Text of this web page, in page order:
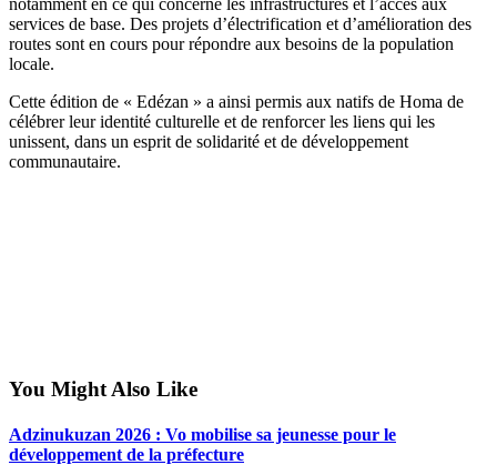
services de base. Des projets d’électrification et d’amélioration des
routes sont en cours pour répondre aux besoins de la population
locale.
Cette édition de « Edézan » a ainsi permis aux natifs de Homa de
célébrer leur identité culturelle et de renforcer les liens qui les
unissent, dans un esprit de solidarité et de développement
communautaire.
You Might Also Like
Adzinukuzan 2026 : Vo mobilise sa jeunesse pour le
développement de la préfecture